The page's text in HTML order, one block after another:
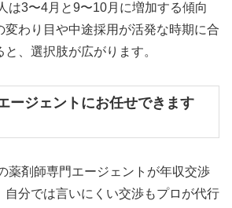
は3〜4月と9〜10月に増加する傾向
変わり目や中途採用が活発な時期に合
、選択肢が広がります。
ージェントにお任せできます
薬剤師専門エージェントが年収交渉
自分では言いにくい交渉もプロが代行